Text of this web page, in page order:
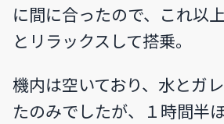
に間に合ったので、これ以
とリラックスして搭乗。
機内は空いており、水とガ
たのみでしたが、１時間半